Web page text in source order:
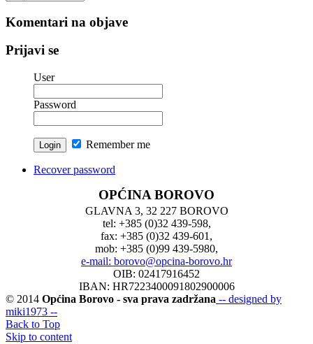
Komentari na objave
Prijavi se
User
Password
Remember me
Recover password
OPĆINA BOROVO
GLAVNA 3, 32 227 BOROVO
tel: +385 (0)32 439-598,
fax: +385 (0)32 439-601,
mob: +385 (0)99 439-5980,
e-mail: borovo@opcina-borovo.hr
OIB: 02417916452
IBAN: HR7223400091802900006
© 2014 Općina Borovo - sva prava zadržana -- designed by
miki1973 --
Back to Top
Skip to content